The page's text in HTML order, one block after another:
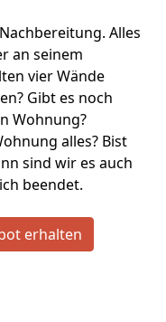
Alles
an seinem
vier Wände
Gibt es noch
Wohnung?
alles? Bist
sind wir es auch
beendet.
erhalten